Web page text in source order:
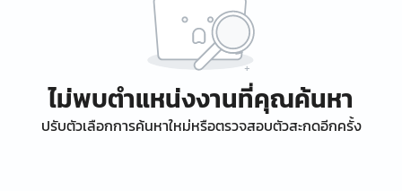
ไม่พบตำแหน่งงานที่คุณค้นหา
ปรับตัวเลือกการค้นหาใหม่หรือตรวจสอบตัวสะกดอีกครั้ง